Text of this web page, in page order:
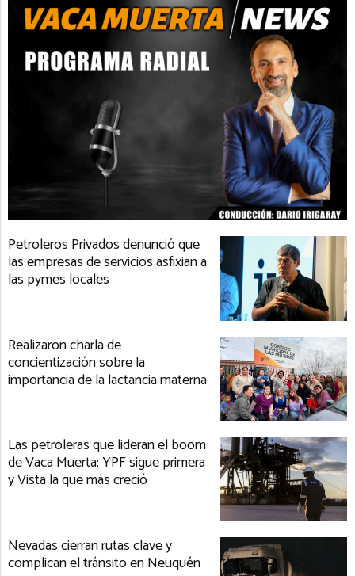
Petroleros Privados denunció que
las empresas de servicios asfixian a
las pymes locales
Realizaron charla de
concientización sobre la
importancia de la lactancia materna
Las petroleras que lideran el boom
de Vaca Muerta: YPF sigue primera
y Vista la que más creció
Nevadas cierran rutas clave y
complican el tránsito en Neuquén